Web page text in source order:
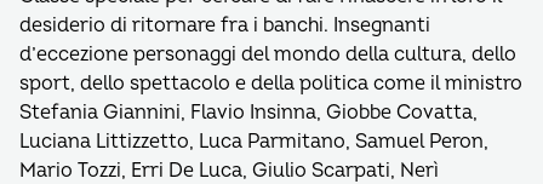
desiderio di ritornare fra i banchi. Insegnanti
d’eccezione personaggi del mondo della cultura, dello
sport, dello spettacolo e della politica come il ministro
Stefania Giannini, Flavio Insinna, Giobbe Covatta,
Luciana Littizzetto, Luca Parmitano, Samuel Peron,
Mario Tozzi, Erri De Luca, Giulio Scarpati, Nerì